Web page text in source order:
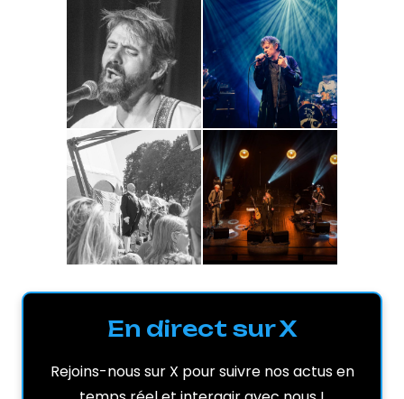
En direct sur X
Rejoins-nous sur X pour suivre nos actus en